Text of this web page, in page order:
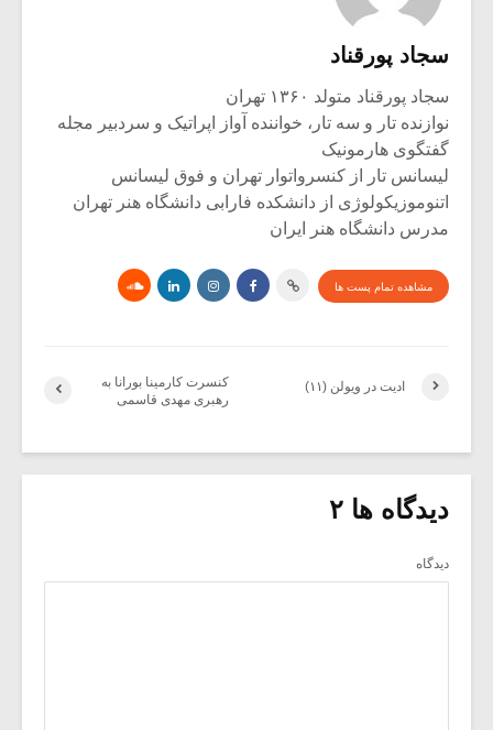
سجاد پورقناد
سجاد پورقناد متولد ۱۳۶۰ تهران
نوازنده تار و سه تار، خواننده آواز اپراتیک و سردبیر مجله
گفتگوی هارمونیک
لیسانس تار از کنسرواتوار تهران و فوق لیسانس
اتنوموزیکولوژی از دانشکده فارابی دانشگاه هنر تهران
مدرس دانشگاه هنر ایران
مشاهده تمام پست ها
کنسرت کارمینا بورانا به
رهبری مهدی قاسمی
ادیت در ویولن (۱۱)
دیدگاه ها ۲
دیدگاه